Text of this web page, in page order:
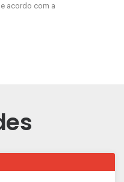
acordo com a